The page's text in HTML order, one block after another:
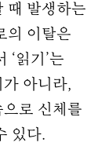
때 발생하는
의 이탈은
‘읽기’는
아니라,
로 신체를
있다.